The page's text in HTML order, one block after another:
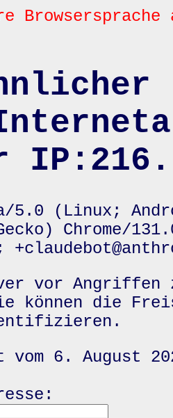
5.0 (Linux;
Chrome/
vor
können die
6. August